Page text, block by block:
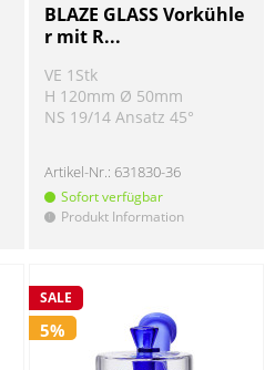
BLAZE GLASS Vorkühle
r mit R...
VE 1Stk
H 120mm Ø 50mm
NS 19/14 Ansatz 45°
Artikel-Nr.: 631830-36
Sofort verfügbar
! Produkt Information
SALE
5%